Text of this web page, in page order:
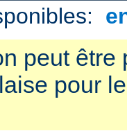
peut être
pour